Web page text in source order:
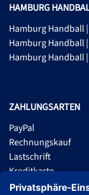
HAMBURG
Hamburg Handball
Hamburg Handball
Hamburg Handball
ZAHLUNGSARTEN
PayPal
Rechnungskauf
Lastschrift
Kreditkarte
Apple Pay